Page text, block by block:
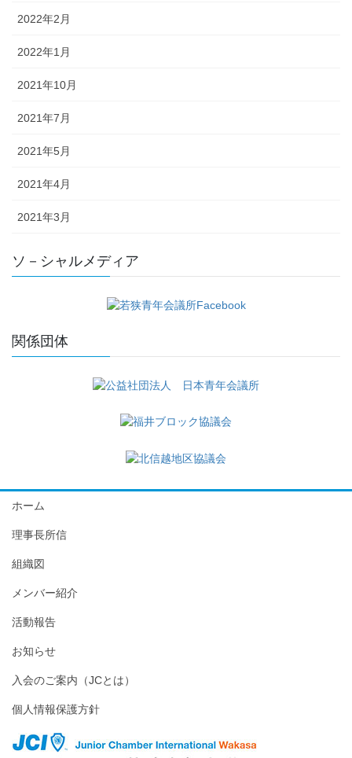
2022年2月
2022年1月
2021年10月
2021年7月
2021年5月
2021年4月
2021年3月
ソ－シャルメディア
関係団体
ホーム
理事長所信
組織図
メンバー紹介
活動報告
お知らせ
入会のご案内（JCとは）
個人情報保護方針